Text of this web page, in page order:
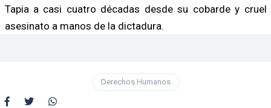
Tapia a casi cuatro décadas desde su cobarde y cruel
asesinato a manos de la dictadura.
Derechos Humanos